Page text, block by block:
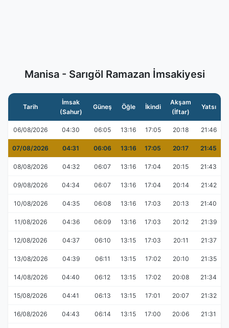
Manisa - Sarıgöl Ramazan İmsakiyesi
Tarih
İmsak
(Sahur)
Güneş Öğle İkindi
Akşam
(İftar)
Yatsı
06/08/2026 04:30 06:05 13:16 17:05 20:18 21:46
07/08/2026 04:31 06:06 13:16 17:05 20:17 21:45
08/08/2026 04:32 06:07 13:16 17:04 20:15 21:43
09/08/2026 04:34 06:07 13:16 17:04 20:14 21:42
10/08/2026 04:35 06:08 13:16 17:03 20:13 21:40
11/08/2026 04:36 06:09 13:16 17:03 20:12 21:39
12/08/2026 04:37 06:10 13:15 17:03 20:11 21:37
13/08/2026 04:39 06:11 13:15 17:02 20:10 21:35
14/08/2026 04:40 06:12 13:15 17:02 20:08 21:34
15/08/2026 04:41 06:13 13:15 17:01 20:07 21:32
16/08/2026 04:43 06:14 13:15 17:00 20:06 21:31